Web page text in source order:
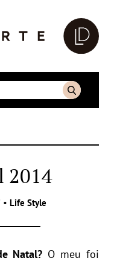
2014
• Life Style
Natal? O meu foi